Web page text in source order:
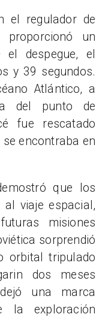
el regulador de
proporcionó un
el despegue, el
y 39 segundos.
Atlántico, a
del punto de
fue rescatado
encontraba en
que los
al viaje espacial,
misiones
sorprendió
orbital tripulado
dos meses
una marca
la exploración